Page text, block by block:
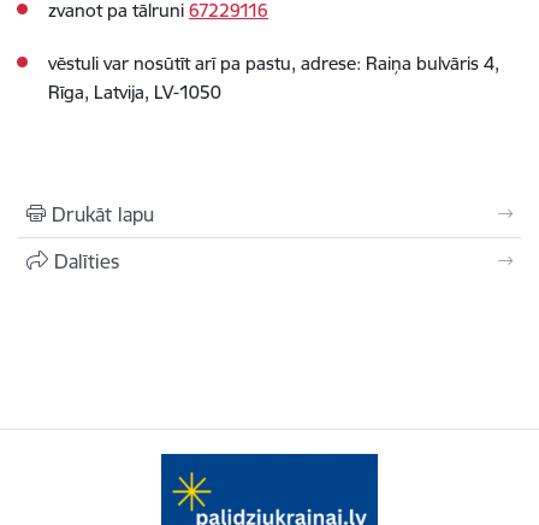
zvanot pa tālruni 67229116
vēstuli var nosūtīt arī pa pastu, adrese: Raiņa bulvāris 4,
Rīga, Latvija, LV-1050
Drukāt lapu
Dalīties